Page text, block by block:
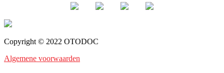
Copyright © 2022 OTODOC
Algemene voorwaarden